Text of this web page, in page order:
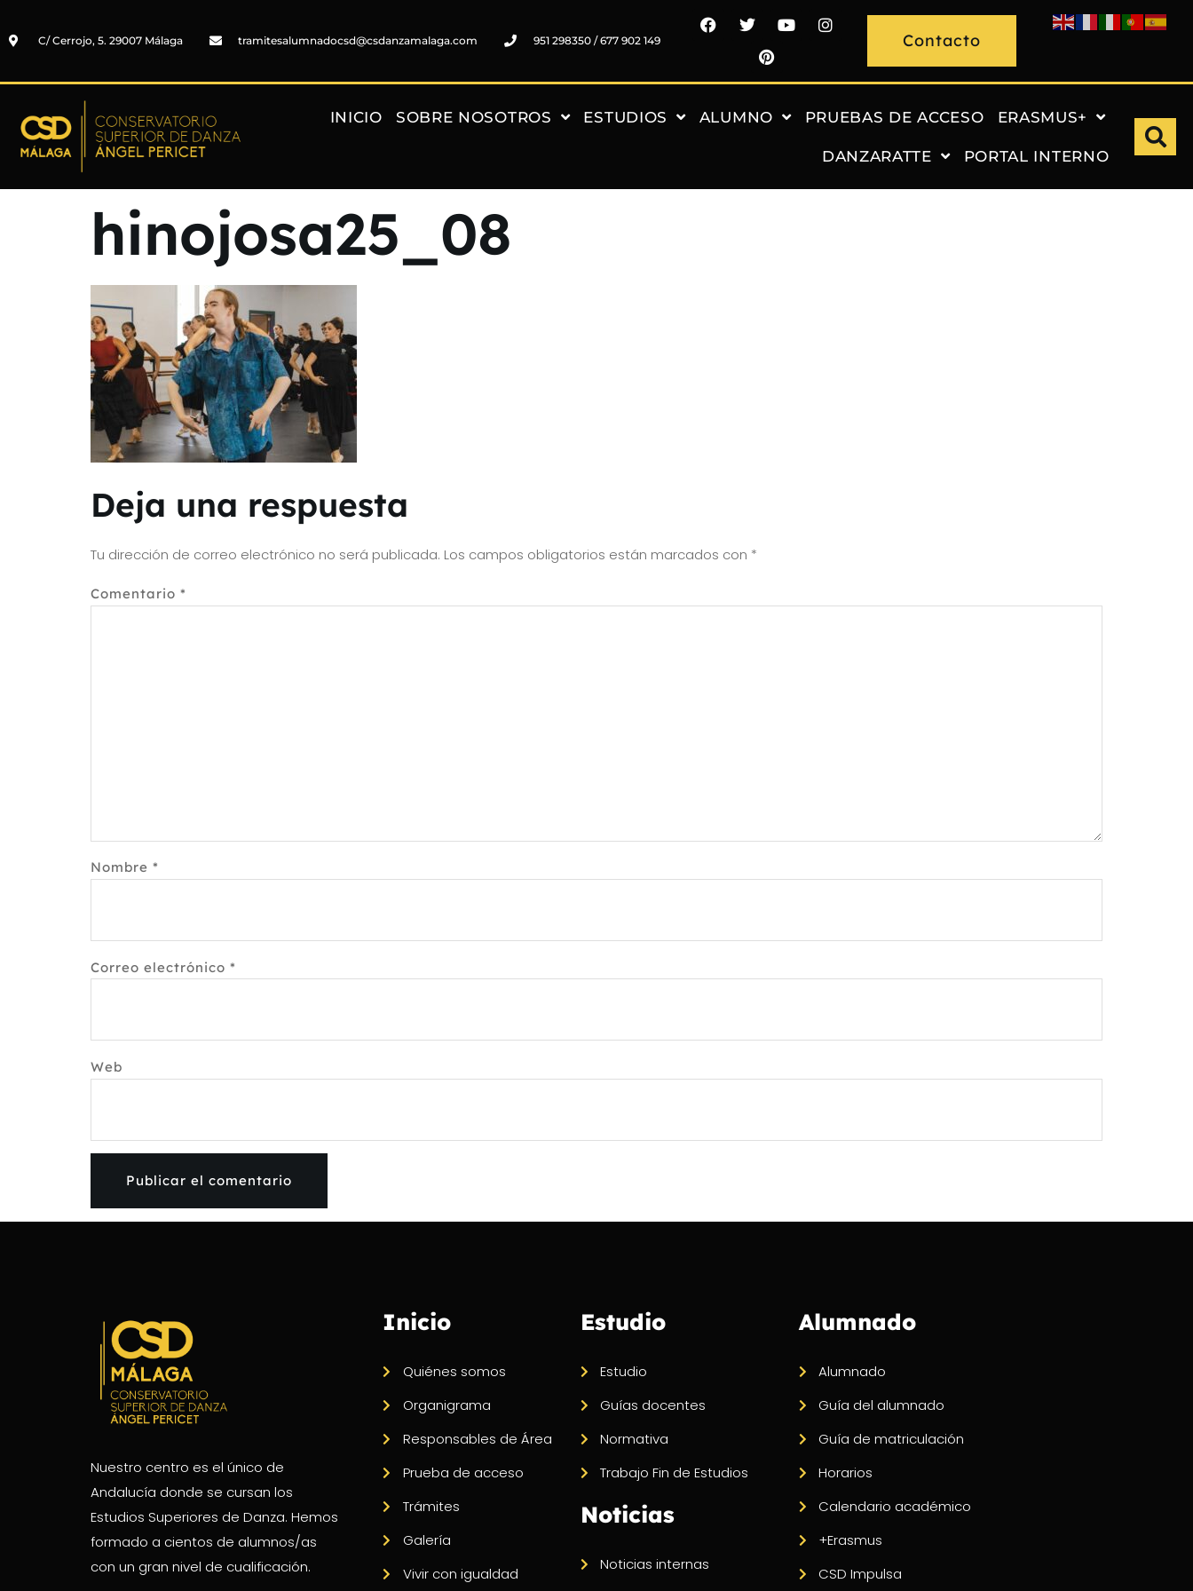
C/ Cerrojo, 5. 29007 Málaga tramitesalumnadocsd@csdanzamalaga.com 951 298350 / 677 902 149 Contacto
INICIO SOBRE NOSOTROS ESTUDIOS ALUMNO PRUEBAS DE ACCESO ERASMUS+
DANZARATTE PORTAL INTERNO
hinojosa25_08
Deja una respuesta
Tu dirección de correo electrónico no será publicada. Los campos obligatorios están marcados con *
Comentario *
Nombre *
Correo electrónico *
Web
Nuestro centro es el único de
Andalucía donde se cursan los
Estudios Superiores de Danza. Hemos
formado a cientos de alumnos/as
con un gran nivel de cualificación.
Inicio
Quiénes somos
Organigrama
Responsables de Área
Prueba de acceso
Trámites
Galería
Vivir con igualdad
Estudio
Estudio
Guías docentes
Normativa
Trabajo Fin de Estudios
Noticias
Noticias internas
Alumnado
Alumnado
Guía del alumnado
Guía de matriculación
Horarios
Calendario académico
+Erasmus
CSD Impulsa